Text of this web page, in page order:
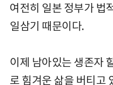
여전히 일본 정부가 법
일삼기 때문이다.
이제 남아있는 생존자
로 힘겨운 삶을 버티고